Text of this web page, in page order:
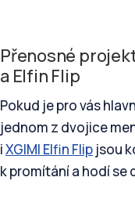
Přenosné
a Elfin Flip
Pokud je pro vás
jednom z dvojice
iXGIMI Elfin Flip jsou
k promítání a hodí se